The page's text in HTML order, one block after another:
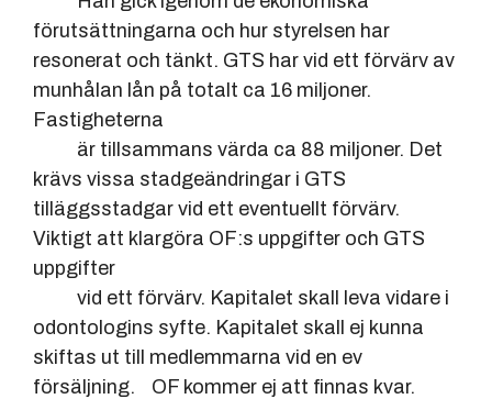
förutsättningarna och hur styrelsen har
resonerat och tänkt. GTS har vid ett förvärv av
munhålan lån på totalt ca 16 miljoner.
Fastigheterna
är tillsammans värda ca 88 miljoner. Det
krävs vissa stadgeändringar i GTS
tilläggsstadgar vid ett eventuellt förvärv.
Viktigt att klargöra OF:s uppgifter och GTS
uppgifter
vid ett förvärv. Kapitalet skall leva vidare i
odontologins syfte. Kapitalet skall ej kunna
skiftas ut till medlemmarna vid en ev
försäljning. OF kommer ej att finnas kvar.